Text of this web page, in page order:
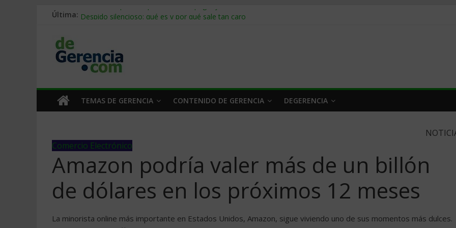
Última: Stablecoins para empresas: cómo pagar y cobrar en 2026
Trabajo forzoso en la cadena de suministro: qué hacer
Mercado hispano de EE. UU.: cómo segmentarlo y venderle
TEMAS DE GERENCIA CONTENIDO DE GERENCIA DEGERENCIA
Comercio Electrónico
Amazon podría valer más de un billón
de dólares en los próximos 12 meses
La minorista online más importante en Estados Unidos, Amazon, sigue viviendo uno de sus momentos más dulces.